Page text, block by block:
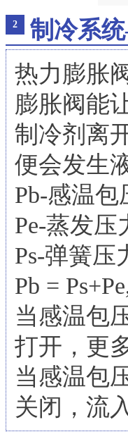
2
制冷系
热力膨胀
膨胀阀能
制冷剂离
便会发生
Pb-感温包
Pe-蒸发压
Ps-弹簧压
Pb =
当感温包
打开，更
当感温包
关闭，流